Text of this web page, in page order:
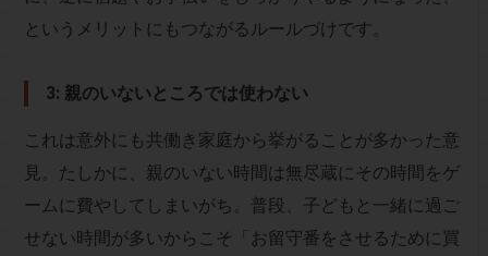
というメリットにもつながるルールづけです。
3: 親のいないところでは使わない
これは意外にも共働き家庭から挙がることが多かった意
見。たしかに、親のいない時間は無尽蔵にその時間をゲ
ームに費やしてしまいがち。普段、子どもと一緒に過ご
せない時間が多いからこそ「お留守番をさせるために買